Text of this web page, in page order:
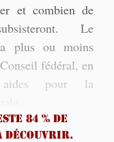
et combien de
Le
plus ou moins
fédéral, en
pour la
84 % de